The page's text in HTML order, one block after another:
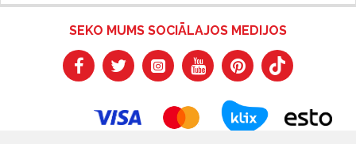
SEKO MUMS SOCIĀLAJOS MEDIJOS